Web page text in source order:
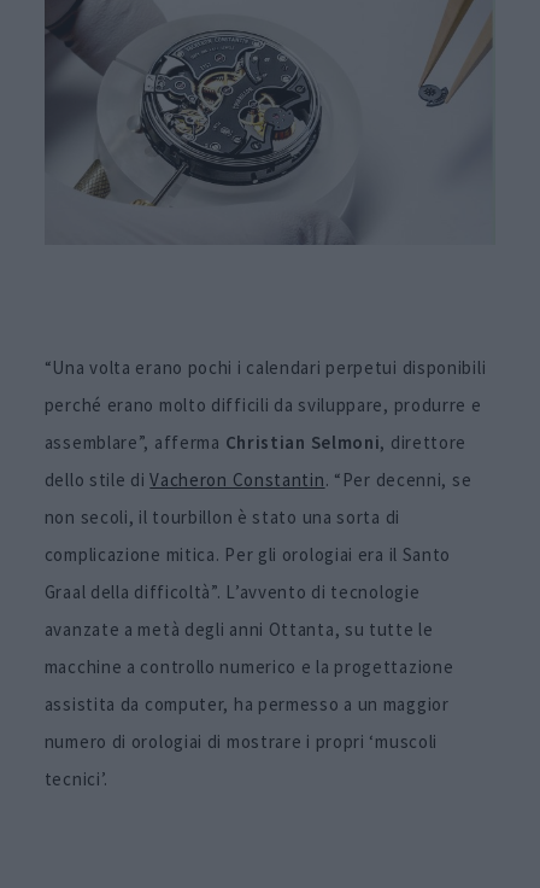
“Una volta erano pochi i calendari perpetui disponibili
perché erano molto difficili da sviluppare, produrre e
assemblare”, afferma Christian Selmoni, direttore
dello stile diVacheron Constantin. “Per decenni, se
non secoli, il tourbillon è stato una sorta di
complicazione mitica. Per gli orologiai era il Santo
Graal della difficoltà”. L’avvento di tecnologie
avanzate a metà degli anni Ottanta, su tutte le
macchine a controllo numerico e la progettazione
assistita da computer, ha permesso a un maggior
numero di orologiai di mostrare i propri ‘muscoli
tecnici’.